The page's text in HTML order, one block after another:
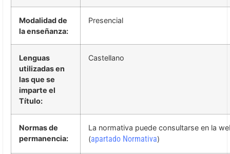
Modalidad de
la enseñanza:
Presencial
Lenguas
utilizadas en
las que se
imparte el
Título:
Castellano
Normas de
permanencia:
La normativa puede consultarse en la
(apartado Normativa)